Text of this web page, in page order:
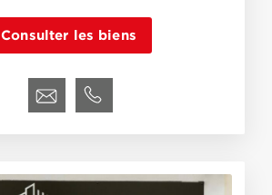
Consulter les biens